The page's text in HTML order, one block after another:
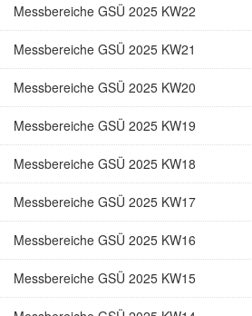
Messbereiche GSÜ 2025 KW22
Messbereiche GSÜ 2025 KW21
Messbereiche GSÜ 2025 KW20
Messbereiche GSÜ 2025 KW19
Messbereiche GSÜ 2025 KW18
Messbereiche GSÜ 2025 KW17
Messbereiche GSÜ 2025 KW16
Messbereiche GSÜ 2025 KW15